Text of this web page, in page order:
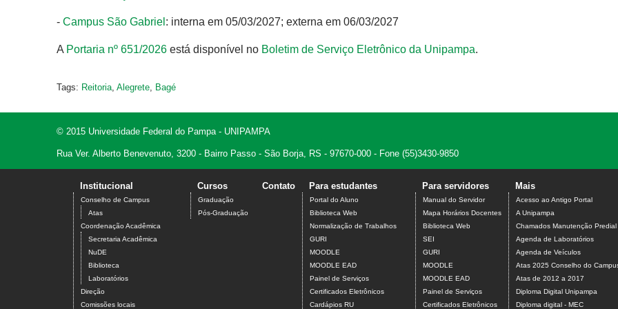
- Campus São Gabriel : interna em 05/03/2027; externa em 06/03/2027
A Portaria nº 651/2026 está disponível no Boletim de Serviço Eletrônico da Unipampa.
Tags: Reitoria Alegrete Bagé
© 2015 Universidade Federal do Pampa - UNIPAMPA
Rua Ver. Alberto Benevenuto, 3200 - Bairro Passo - São Borja, RS - 97670-000 - Fone (55)3430-9850
Institucional
Conselho de Campus
Atas
Coordenação Acadêmica
Secretaria Acadêmica
NuDE
Biblioteca
Laboratórios
Direção
Comissões locais
Cursos
Graduação
Pós-Graduação
Contato Para estudantes
Portal do Aluno
Biblioteca Web
Normalização de Trabalhos
GURI
MOODLE
MOODLE EAD
Painel de Serviços
Certificados Eletrônicos
Cardápios RU
Para servidores
Manual do Servidor
Mapa Horários Docentes
Biblioteca Web
SEI
GURI
MOODLE
MOODLE EAD
Painel de Serviços
Certificados Eletrônicos
Mais
Acesso ao Antigo Portal
A Unipampa
Chamados Manutenção Predial
Agenda de Laboratórios
Agenda de Veículos
Atas 2025 Conselho do
Atas de 2012 a 2017
Diploma Digital Unipampa
Diploma digital - MEC